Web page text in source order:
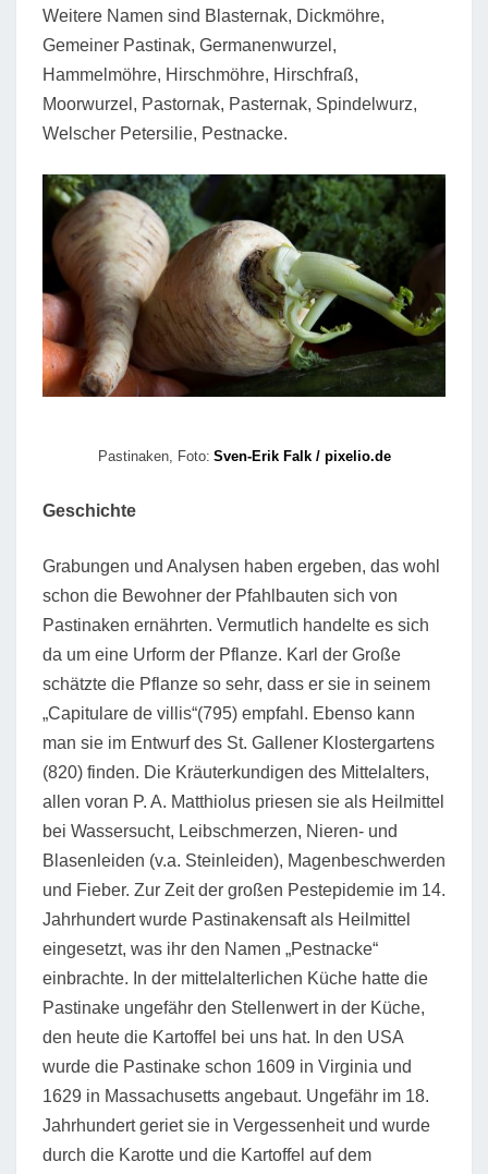
Weitere Namen sind Blasternak, Dickmöhre,
Gemeiner Pastinak, Germanenwurzel,
Hammelmöhre, Hirschmöhre, Hirschfraß,
Moorwurzel, Pastornak, Pasternak, Spindelwurz,
Welscher Petersilie, Pestnacke.
Pastinaken, Foto: Sven-Erik Falk / pixelio.de
Geschichte
Grabungen und Analysen haben ergeben, das wohl
schon die Bewohner der Pfahlbauten sich von
Pastinaken ernährten. Vermutlich handelte es sich
da um eine Urform der Pflanze. Karl der Große
schätzte die Pflanze so sehr, dass er sie in seinem
„Capitulare de villis“(795) empfahl. Ebenso kann
man sie im Entwurf des St. Gallener Klostergartens
(820) finden. Die Kräuterkundigen des Mittelalters,
allen voran P. A. Matthiolus priesen sie als Heilmittel
bei Wassersucht, Leibschmerzen, Nieren- und
Blasenleiden (v.a. Steinleiden), Magenbeschwerden
und Fieber. Zur Zeit der großen Pestepidemie im 14.
Jahrhundert wurde Pastinakensaft als Heilmittel
eingesetzt, was ihr den Namen „Pestnacke“
einbrachte. In der mittelalterlichen Küche hatte die
Pastinake ungefähr den Stellenwert in der Küche,
den heute die Kartoffel bei uns hat. In den USA
wurde die Pastinake schon 1609 in Virginia und
1629 in Massachusetts angebaut. Ungefähr im 18.
Jahrhundert geriet sie in Vergessenheit und wurde
durch die Karotte und die Kartoffel auf dem